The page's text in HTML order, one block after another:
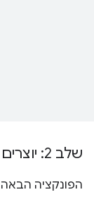
שלב 2: יוצרים את כתובת ה-URL
הפונקציה